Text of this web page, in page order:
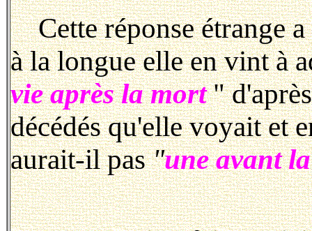
Cette réponse étrange a
à la longue elle en vint à
vie après la mort"
décédés qu'elle voyait et
aurait-il pas"une avant